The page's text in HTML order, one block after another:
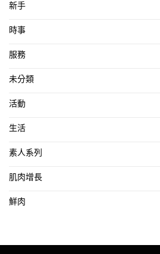
新手
時事
服務
未分類
活動
生活
素人系列
肌肉增長
鮮肉